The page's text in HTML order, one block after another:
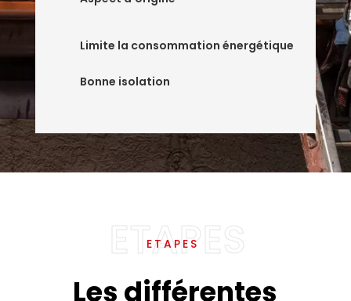
Limite la consommation énergétique
Bonne isolation
ETAPES
Les différentes